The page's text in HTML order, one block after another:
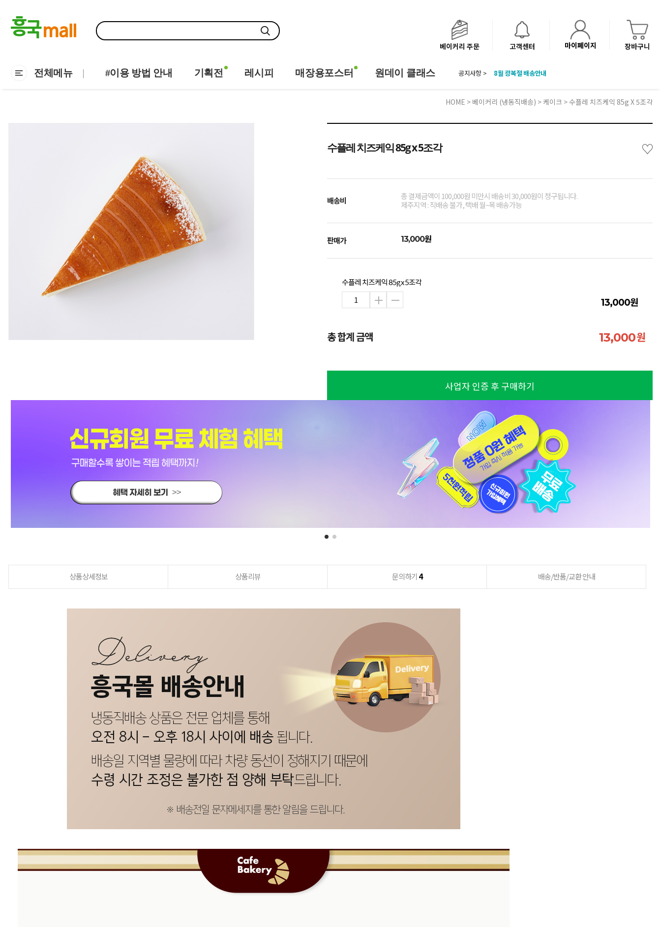
베이커리 주문 고객센터 마이페이지 장바구니
전체메뉴 #이용 방법 안내 기획전 레시피 매장용포스터 원데이 클래스 공지사항 >
8월 광복절 배송안내
HOME > 베이커리 (냉동직배송) >케이크 > 수플레 치즈케익 85g X 5조각
수플레 치즈케익 85g x 5조각 ♡
배송비
총 결제금액이 100,000원 미만시 배송비 30,000원이 청구됩니다.
제주지역 : 직배송 불가, 택배 월~목 배송가능
판매가 13,000원
수플레 치즈케익 85g x 5조각
13,000원
총 합계 금액 13,000원
사업자 인증 후 구매하기
상품상세정보 상품리뷰 문의하기 4 배송/반품/교환 안내